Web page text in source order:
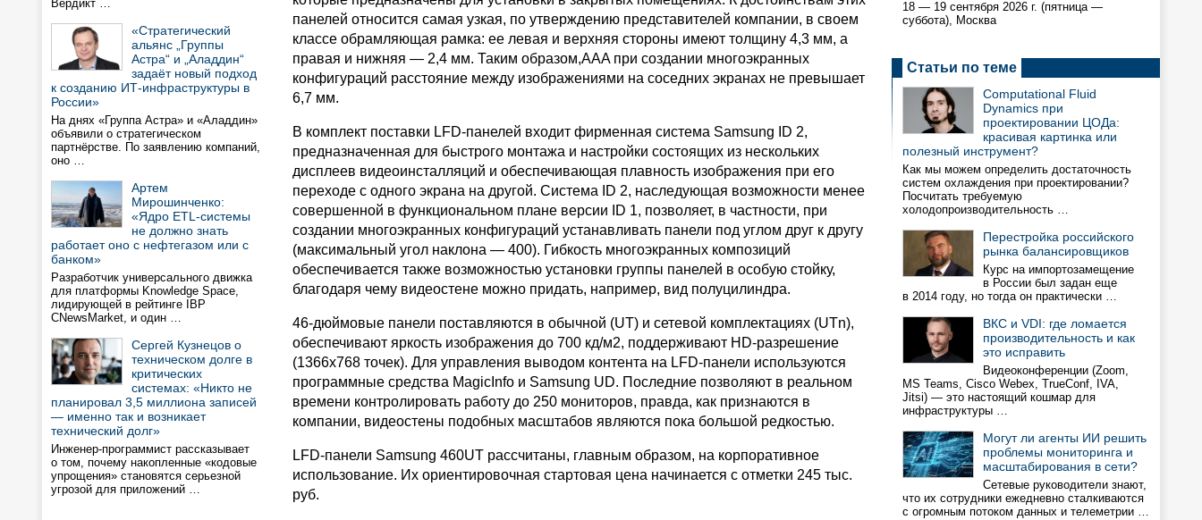
Вердикт …
«Стратегический
альянс „Группы
Астра“ и „Аладдин“
задаёт новый подход
к созданию ИТ-инфраструктуры в
России»
На днях «Группа Астра» и «Аладдин»
объявили о стратегическом
партнёрстве. По заявлению компаний,
оно …
Артем
Мирошинченко:
«Ядро ETL-системы
не должно знать
работает оно с нефтегазом или с
банком»
Разработчик универсального движка
для платформы Knowledge Space,
лидирующей в рейтинге IBP
CNewsMarket, и один …
Сергей Кузнецов о
техническом долге в
критических
системах: «Никто не
планировал 3,5 миллиона записей
— именно так и возникает
технический долг»
Инженер-программист рассказывает
о том, почему накопленные «кодовые
упрощения» становятся серьезной
угрозой для приложений …
панелей относится самая узкая, по утверждению представителей компании, в своем
классе обрамляющая рамка: ее левая и верхняя стороны имеют толщину 4,3 мм, а
правая и нижняя — 2,4 мм. Таким образом,AAA при создании многоэкранных
конфигураций расстояние между изображениями на соседних экранах не превышает
6,7 мм.
В комплект поставки LFD-панелей входит фирменная система Samsung ID 2,
предназначенная для быстрого монтажа и настройки состоящих из нескольких
дисплеев видеоинсталляций и обеспечивающая плавность изображения при его
переходе с одного экрана на другой. Система ID 2, наследующая возможности менее
совершенной в функциональном плане версии ID 1, позволяет, в частности, при
создании многоэкранных конфигураций устанавливать панели под углом друг к другу
(максимальный угол наклона — 400). Гибкость многоэкранных композиций
обеспечивается также возможностью установки группы панелей в особую стойку,
благодаря чему видеостене можно придать, например, вид полуцилиндра.
46-дюймовые панели поставляются в обычной (UT) и сетевой комплектациях (UTn),
обеспечивают яркость изображения до 700 кд/м2, поддерживают HD-разрешение
(1366х768 точек). Для управления выводом контента на LFD-панели используются
программные средства MagicInfo и Samsung UD. Последние позволяют в реальном
времени контролировать работу до 250 мониторов, правда, как признаются в
компании, видеостены подобных масштабов являются пока большой редкостью.
LFD-панели Samsung 460UT рассчитаны, главным образом, на корпоративное
использование. Их ориентировочная стартовая цена начинается с отметки 245 тыс.
руб.
18 — 19 сентября 2026 г. (пятница —
суббота), Москва
Статьи по теме
Computational Fluid
Dynamics при
проектировании ЦОДа:
красивая картинка или
полезный инструмент?
Как мы можем определить достаточность
систем охлаждения при проектировании?
Посчитать требуемую
холодопроизводительность …
Перестройка российского
рынка балансировщиков
Курс на импортозамещение
в России был задан еще
в 2014 году, но тогда он практически …
ВКС и VDI: где ломается
производительность и как
это исправить
Видеоконференции (Zoom,
MS Teams, Cisco Webex, TrueConf, IVA,
Jitsi) — это настоящий кошмар для
инфраструктуры …
Могут ли агенты ИИ решить
проблемы мониторинга и
масштабирования в сети?
Сетевые руководители знают,
что их сотрудники ежедневно сталкиваются
с огромным потоком данных и телеметрии …